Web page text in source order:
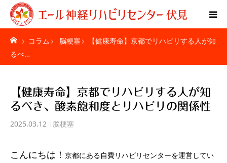
コラム 脳梗塞
【健康寿命】京都でリハビリする人が知
るべ…
【健康寿命】京都でリハビリする人が知
るべき、酸素飽和度とリハビリの関係性
2025.03.12 脳梗塞
こんにちは！ 京都にある自費リハビリセンターを運営してい
Home
ご利用者様の声
疾患別ページ
料金表